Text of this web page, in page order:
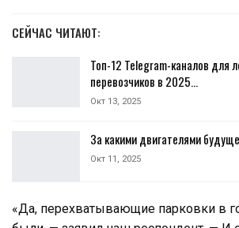
СЕЙЧАС ЧИТАЮТ:
Топ-12 Telegram-каналов для
перевозчиков в 2025…
Окт 13, 2025
За какими двигателями
Окт 11, 2025
«Да, перехватывающие парковки в